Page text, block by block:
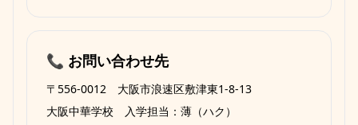
📞 お問い合わせ先
〒556-0012 大阪市浪速区敷津東1-8-13
大阪中華学校 入学担当：薄（ハク）